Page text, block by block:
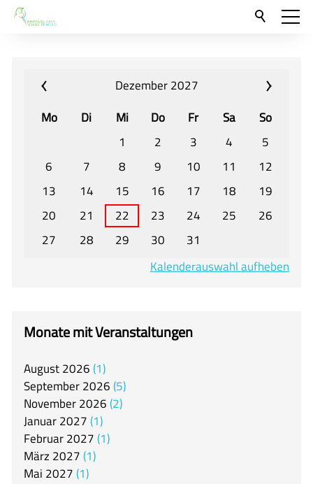
Neu hier?
Für Eltern und Schüler
Veranstaltungen und Termine
Unser Unterricht - Fachcurricula
Unsere Konzepte
Downloads
Unter-, Mittel und Oberstufe
itslearning
Arbeitsgemeinschaften
Mensa
Unsere Schulgemeinschaft
Kontakt
Dezember 2027
Mo
Di Mi Do Fr Sa
So
1
2 3 4
5
6
7 8 9 10 11
12
13
14 15 16 17 18
19
20
21 22 23 24 25
26
27
28 29 30
31
Kalenderauswahl aufheben
Monate mit Veranstaltungen
August2026 1
September2026 5
November2026 2
Januar2027 1
Februar2027 1
März 2027 1
Mai 2027 1